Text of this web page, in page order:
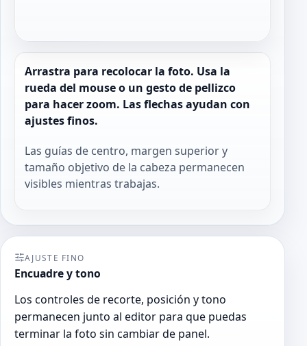
Arrastra para recolocar la foto. Usa la
rueda del mouse o un gesto de pellizco
para hacer zoom. Las flechas ayudan con
ajustes finos.
Las guías de centro, margen superior y
tamaño objetivo de la cabeza permanecen
visibles mientras trabajas.
AJUSTE FINO
Encuadre y tono
Los controles de recorte, posición y tono
permanecen junto al editor para que puedas
terminar la foto sin cambiar de panel.